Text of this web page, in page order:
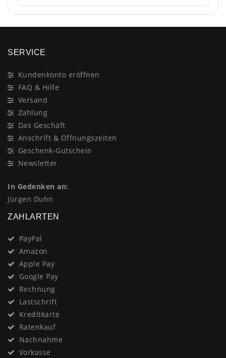
SERVICE
Kundenkonto eröffnen
FAQ & Hilfe
Versand
Zahlung
Das Geschäft
Anschrift & Öffnungszeiten
Geschenk-Gutschein
Newsletter
In Gedenken an:
Jürgen Duhn
ZAHLARTEN
PayPal
Amazon
Apple Pay
Google Pay
Rechnung
Lastschrift
Kreditkarte
Ratenkauf
Nachnahme
Vorkasse